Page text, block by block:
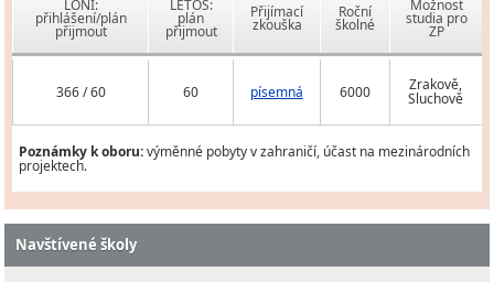
LONI:
přihlášení/plán
přijmout
LETOS:
plán
přijmout
Přijímací
zkouška
Roční
školné
Možnost
studia pro
ZP
366 / 60 60 písemná 6000 Zrakově,
Sluchově
Poznámky k oboru:výměnné pobyty v zahraničí, účast na mezinárodních
projektech.
Navštívené školy